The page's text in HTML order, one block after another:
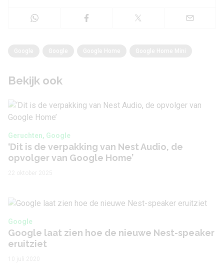
Bekijk ook
Geruchten, Google
‘Dit is de verpakking van Nest Audio, de
opvolger van Google Home’
Google
Google laat zien hoe de nieuwe Nest-speaker
eruitziet